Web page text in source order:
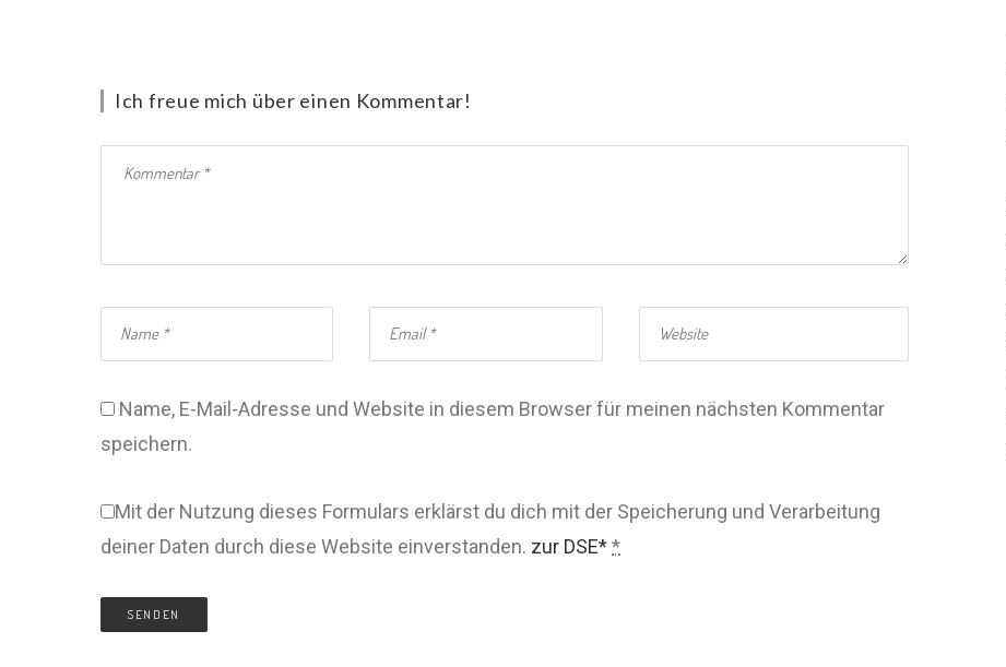
Ich freue mich über einen Kommentar!
Name, E-Mail-Adresse und Website in diesem Browser für meinen nächsten Kommentar
speichern.
Mit der Nutzung dieses Formulars erklärst du dich mit der Speicherung und Verarbeitung
deiner Daten durch diese Website einverstanden. zur DSE**